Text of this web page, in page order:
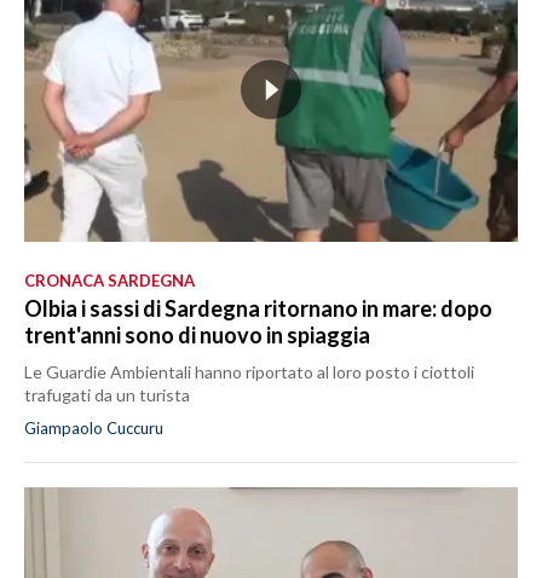
CRONACA SARDEGNA
Olbia i sassi di Sardegna ritornano in mare: dopo
trent'anni sono di nuovo in spiaggia
Le Guardie Ambientali hanno riportato al loro posto i ciottoli
trafugati da un turista
Giampaolo Cuccuru